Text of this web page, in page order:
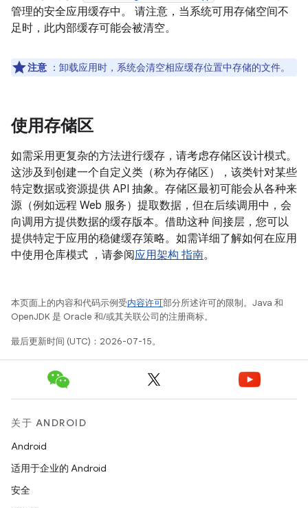
管理的安全应用缓存中。 请注意，当系统可用存储空间不
足时，此内部缓存可能会被清空。
注意 ：卸载应用时，系统会清空相应缓存位置中存储的文件。
使用存储区
如需采用更复杂的方法进行缓存，请考虑存储区设计模式。
这涉及到创建一个自定义类（称为存储区），该类针对某些
特定数据或资源提供 API 抽象。存储区最初可能会从各种来
源（例如远程 Web 服务）提取数据，但在后续调用中，会
向调用方提供数据的缓存版本。借助这种 间接层，您可以
提供特定于应用的稳健缓存策略。如需详细了解如何在应用
中使用仓库模式 ，请参阅应用架构 指南。
本页面上的内容和代码示例受内容许可部分所述许可的限制。Java 和
OpenJDK 是 Oracle 和/或其关联公司的注册商标。
最后更新时间 (UTC)：2026-07-15。
关于 ANDROID
Android
适用于企业的 Android
安全